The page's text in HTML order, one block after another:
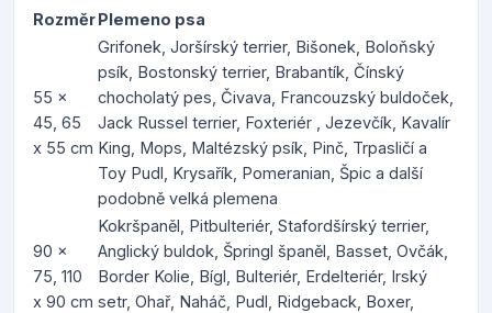
RozměrPlemeno psa
55 x
45, 65
x 55 cm
Grifonek, Joršírský terrier, Bišonek, Boloňský
psík, Bostonský terrier, Brabantík, Čínský
chocholatý pes, Čivava, Francouzský buldoček,
Jack Russel terrier, Foxteriér , Jezevčík, Kavalír
King, Mops, Maltézský psík, Pinč, Trpasličí a
Toy Pudl, Krysařík, Pomeranian, Špic a další
podobně velká plemena
90 x
75, 110
x 90 cm
Kokršpaněl, Pitbulteriér, Stafordšírský terrier,
Anglický buldok, Špringl španěl, Basset, Ovčák,
Border Kolie, Bígl, Bulteriér, Erdelteriér, Irský
setr, Ohař, Naháč, Pudl, Ridgeback, Boxer,